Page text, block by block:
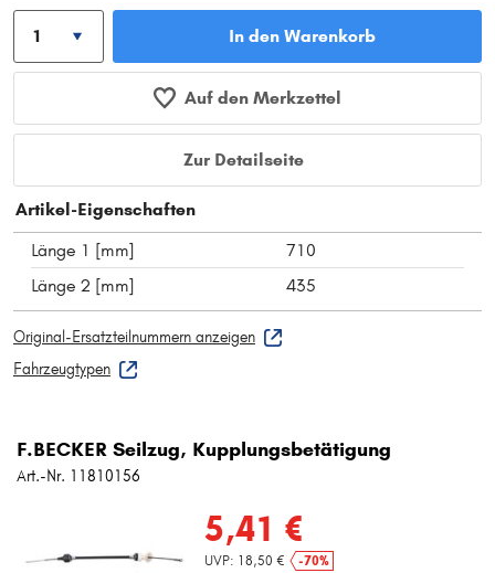
In den Warenkorb
Auf den Merkzettel
Zur Detailseite
Artikel-Eigenschaften
Länge 1 [mm]
710
Länge 2 [mm]
435
Original-Ersatzteilnummern anzeigen
Fahrzeugtypen
F.BECKER Seilzug, Kupplungsbetätigung
Art.-Nr. 11810156
5,41 €
UVP: 18,50 €
-70%